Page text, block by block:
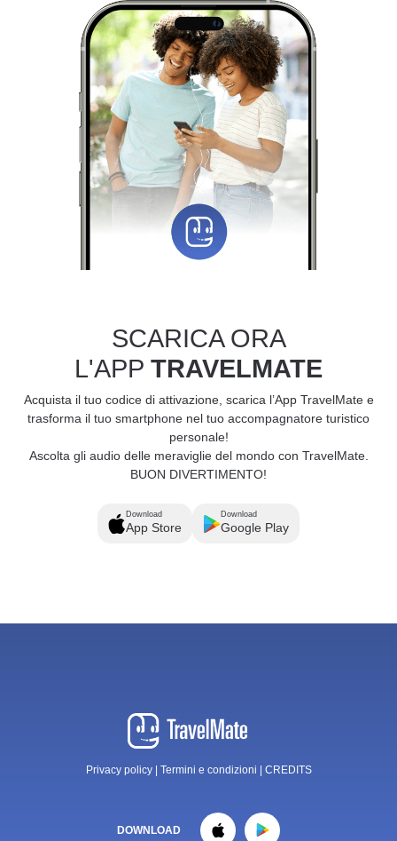
SCARICA ORA
L'APP TRAVELMATE
Acquista il tuo codice di attivazione, scarica l’App TravelMate e
trasforma il tuo smartphone nel tuo accompagnatore turistico
personale!
Ascolta gli audio delle meraviglie del mondo con TravelMate.
BUON DIVERTIMENTO!
Download
App Store
Download
Google Play
Privacy policy| Termini e condizioni CREDITS
DOWNLOAD